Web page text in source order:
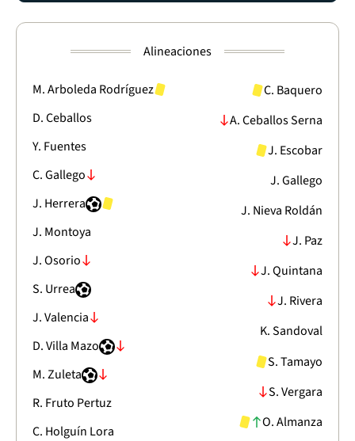
Alineaciones
M. Arboleda Rodríguez
D. Ceballos
Y. Fuentes
C. Gallego
J. Herrera
J. Montoya
J. Osorio
S. Urrea
J. Valencia
D. Villa Mazo
M. Zuleta
R. Fruto Pertuz
C. Holguín Lora
C. Baquero
A. Ceballos Serna
J. Escobar
J. Gallego
J. Nieva Roldán
J. Paz
J. Quintana
J. Rivera
K. Sandoval
S. Tamayo
S. Vergara
O. Almanza